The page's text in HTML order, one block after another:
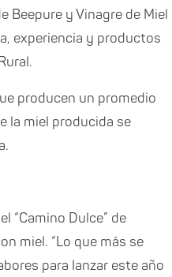
Beepure y Vinagre de Miel
experiencia y productos
producen un promedio
la miel producida se
“Camino Dulce” de
miel. “Lo que más se
para lanzar este año